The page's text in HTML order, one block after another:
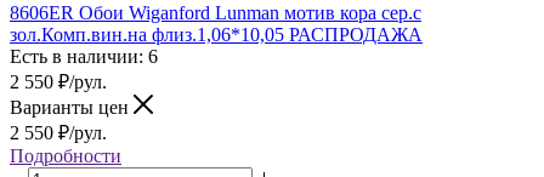
8606ER Обои Wiganford Lunman мотив кора сер.с
зол.Комп.вин.на флиз.1,06*10,05 РАСПРОДАЖА
Есть в наличии: 6
2 550 ₽/рул.
Варианты цен
2 550 ₽/рул.
Подробности